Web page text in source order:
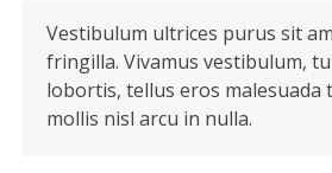
Vestibulum ultrices purus sit
fringilla. Vivamus vestibulum,
lobortis, tellus eros
mollis nisl arcu in nulla.